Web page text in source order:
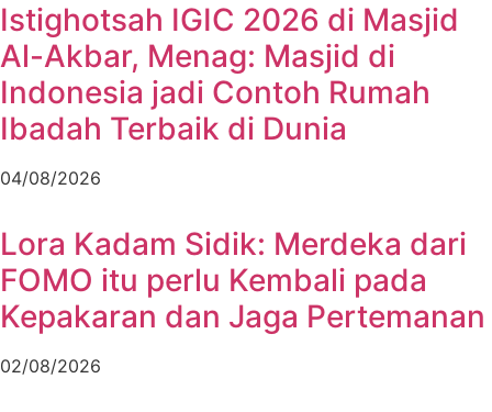
Istighotsah IGIC 2026 di Masjid
Al-Akbar, Menag: Masjid di
Indonesia jadi Contoh Rumah
Ibadah Terbaik di Dunia
04/08/2026
Lora Kadam Sidik: Merdeka dari
FOMO itu perlu Kembali pada
Kepakaran dan Jaga Pertemanan
02/08/2026